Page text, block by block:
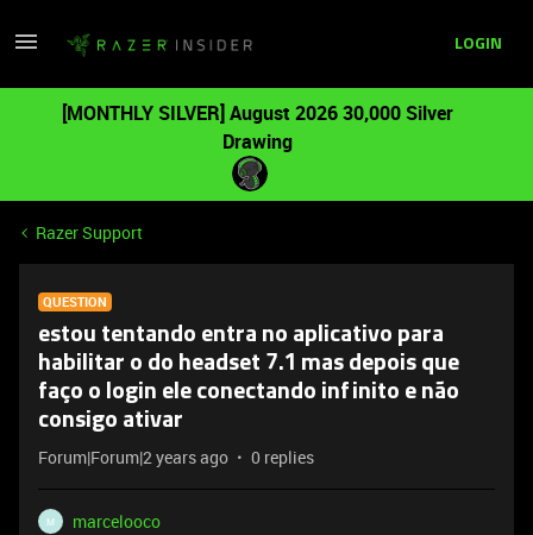
LOGIN
[MONTHLY SILVER] August 2026 30,000 Silver
Drawing
Razer Support
QUESTION
estou tentando entra no aplicativo para
habilitar o do headset 7.1 mas depois que
faço o login ele conectando infinito e não
consigo ativar
Forum|Forum|2 years ago 0 replies
M marcelooco